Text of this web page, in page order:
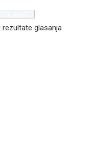
rezultate glasanja